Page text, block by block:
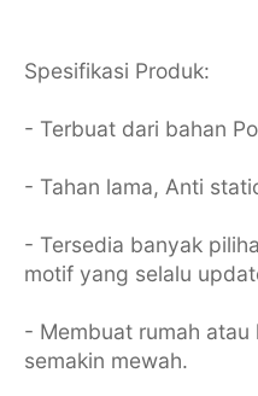
Spesifikasi Produk:
- Terbuat dari bahan
- Tahan lama, Anti
- Tersedia banyak
motif yang selalu
- Membuat rumah
semakin mewah.